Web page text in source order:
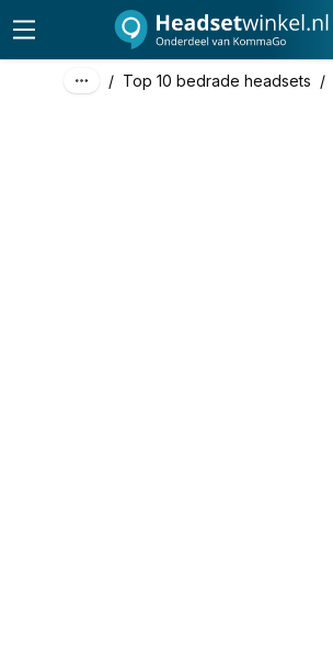
/ Top 10 bedrade headsets /
€ 87,25